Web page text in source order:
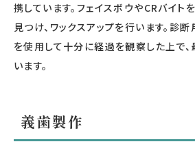
携しています。フェイスボウやCRバイト
見つけ、ワックスアップを行います。診
を使用して十分に経過を観察した上で
います。
義歯製作